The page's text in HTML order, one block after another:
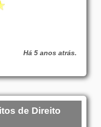
Há 5 anos atrás.
de Direito